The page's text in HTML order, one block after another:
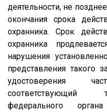
деятельности, не
окончания срока
охранника. Срок
охранника
нарушения
представления такого
удостоверения
соответствующий
федерального